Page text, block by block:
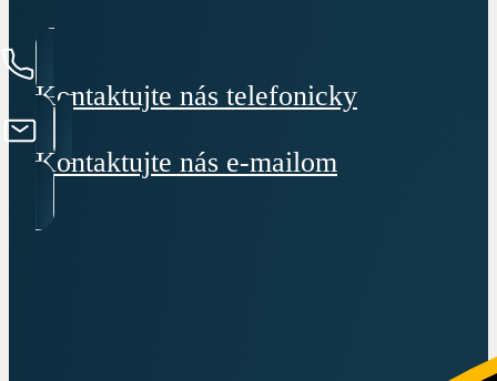
Kontaktujte nás telefonicky
Kontaktujte nás e-mailom